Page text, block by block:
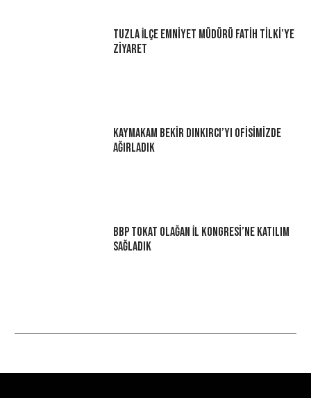
Tuzla İlçe Emniyet Müdürü Fatih Tilki’ye
Ziyaret
Kaymakam Bekir Dınkırcı’yı Ofisimizde
Ağırladık
BBP Tokat Olağan İl Kongresi’ne Katılım
Sağladık